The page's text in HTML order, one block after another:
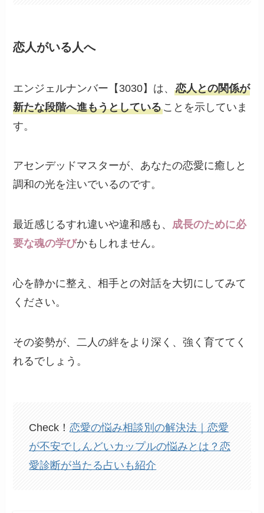
恋人がいる人へ
エンジェルナンバー【3030】は、恋人との関係が
新たな段階へ進もうとしていることを示していま
す。
アセンデッドマスターが、あなたの恋愛に癒しと
調和の光を注いでいるのです。
最近感じるすれ違いや違和感も、 成長のために必
要な魂の学びかもしれません。
心を静かに整え、相手との対話を大切にしてみて
ください。
その姿勢が、二人の絆をより深く、強く育ててく
れるでしょう。
Check！恋愛の悩み相談別の解決法｜恋愛
が不安でしんどいカップルの悩みとは？恋
愛診断が当たる占いも紹介